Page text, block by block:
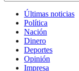
Últimas noticias
Política
Nación
Dinero
Deportes
Opinión
Impresa